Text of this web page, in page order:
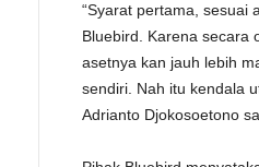
“Syarat pertama, sesuai
Bluebird. Karena secara
asetnya kan jauh lebih
sendiri. Nah itu kendala
Adrianto Djokosoetono